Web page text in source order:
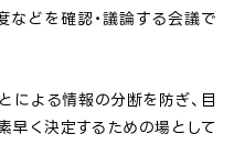
などを確認・議論する会議で
による情報の分断を防ぎ、目
早く決定するための場として